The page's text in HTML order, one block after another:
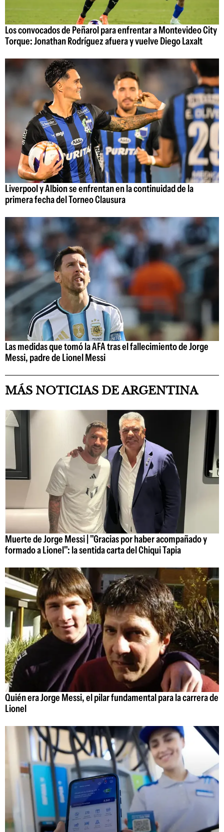
Los convocados de Peñarol para enfrentar a Montevideo City
Torque: Jonathan Rodríguez afuera y vuelve Diego Laxalt
Liverpool y Albion se enfrentan en la continuidad de la
primera fecha del Torneo Clausura
Las medidas que tomó la AFA tras el fallecimiento de Jorge
Messi, padre de Lionel Messi
MÁS NOTICIAS DE ARGENTINA
Muerte de Jorge Messi | "Gracias por haber acompañado y
formado a Lionel": la sentida carta del Chiqui Tapia
Quién era Jorge Messi, el pilar fundamental para la carrera de
Lionel